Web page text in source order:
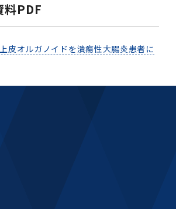
料PDF
皮オルガノイドを潰瘍性大腸炎患者に